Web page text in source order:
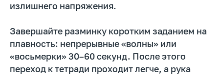
излишнего напряжения.
Завершайте разминку коротким заданием на
плавность: непрерывные «волны» или
«восьмерки» 30–60 секунд. После этого
переход к тетради проходит легче, а рука